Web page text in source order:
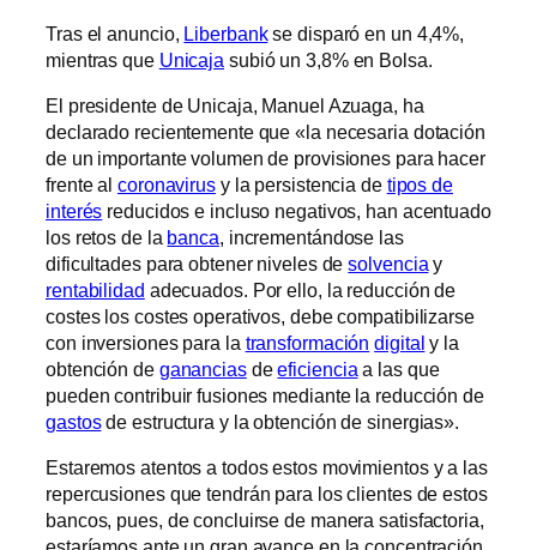
Tras el anuncio, Liberbankse disparó en un 4,4%,
mientras que Unicaja subió un 3,8% en Bolsa.
El presidente de Unicaja, Manuel Azuaga, ha
declarado recientemente que «la necesaria dotación
de un importante volumen de provisiones para hacer
frente alcoronavirusy la persistencia de tipos de
interés reducidos e incluso negativos, han acentuado
los retos de la banca, incrementándose las
dificultades para obtener niveles desolvencia y
rentabilidad adecuados. Por ello, la reducción de
costes los costes operativos, debe compatibilizarse
con inversiones para la transformación digital y la
obtención de gananciasdeeficiencia a las que
pueden contribuir fusiones mediante la reducción de
gastosde estructura y la obtención de sinergias».
Estaremos atentos a todos estos movimientos y a las
repercusiones que tendrán para los clientes de estos
bancos, pues, de concluirse de manera satisfactoria,